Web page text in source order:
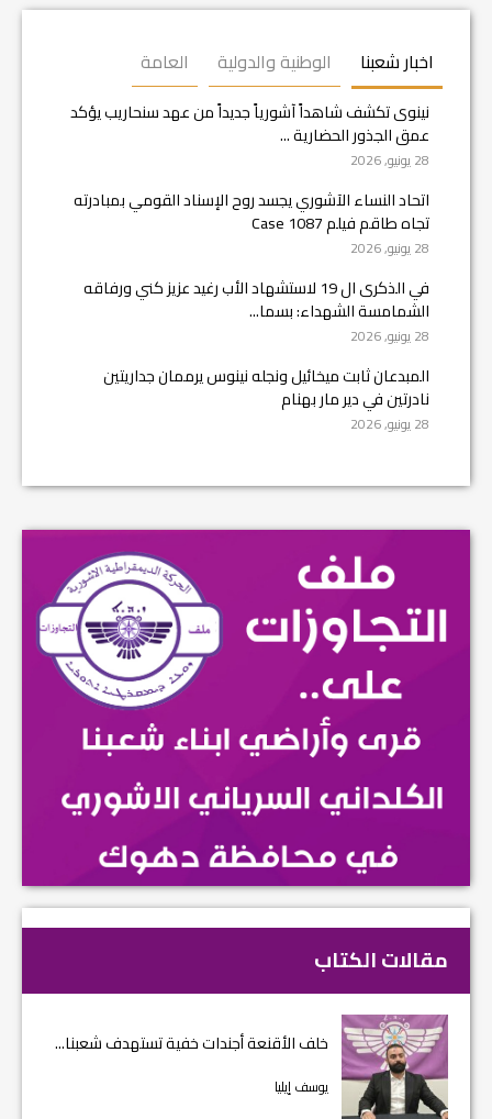
اخبار شعبنا الوطنية والدولية العامة
نينوى تكشف شاهداً آشورياً جديداً من عهد سنحاريب يؤكد
عمق الجذور الحضارية ...
28 يونيو, 2026
اتحاد النساء الآشوري يجسد روح الإسناد القومي بمبادرته
تجاه طاقم فيلم Case 1087
28 يونيو, 2026
في الذكرى ال 19 لاستشهاد الأب رغيد عزيز كني ورفاقه
الشمامسة الشهداء: بسما...
28 يونيو, 2026
المبدعان ثابت ميخائيل ونجله نينوس يرممان جداريتين
نادرتين في دير مار بهنام
28 يونيو, 2026
مقالات الكتاب
خلف الأقنعة أجندات خفية تستهدف شعبنا...
يوسف إيليا